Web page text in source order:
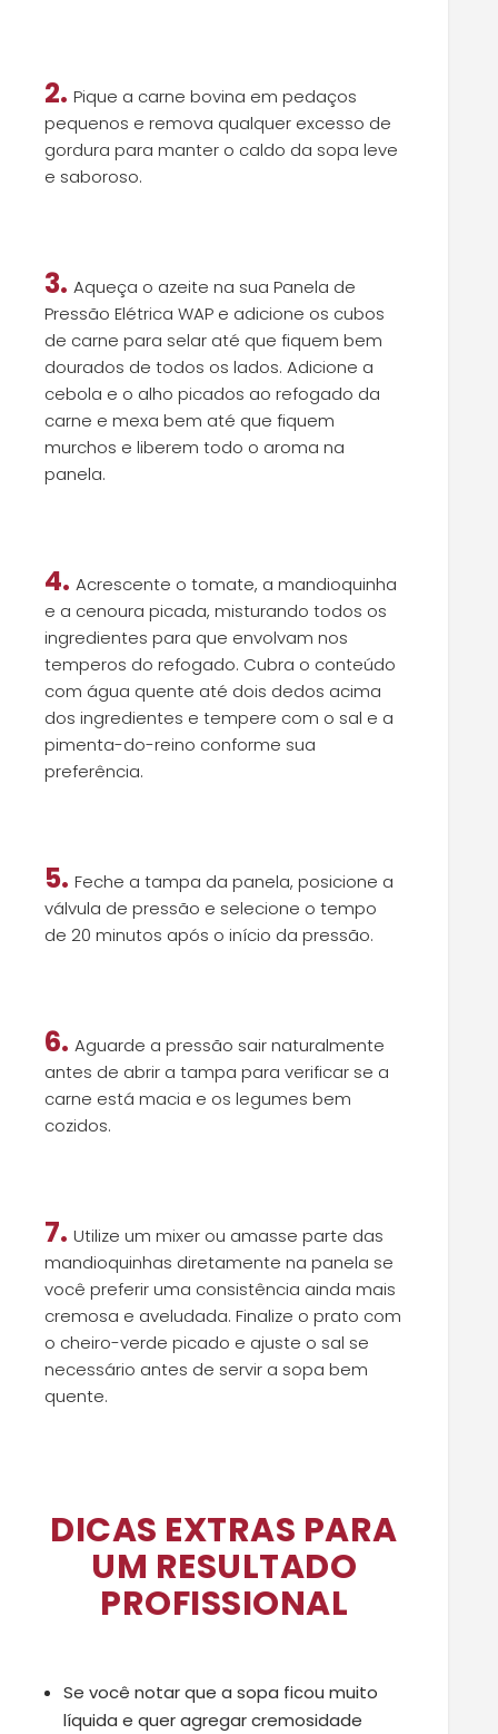
2.Pique a carne bovina em pedaços
pequenos e remova qualquer excesso de
gordura para manter o caldo da sopa leve
e saboroso.
3.Aqueça o azeite na sua Panela de
Pressão Elétrica WAP e adicione os cubos
de carne para selar até que fiquem bem
dourados de todos os lados. Adicione a
cebola e o alho picados ao refogado da
carne e mexa bem até que fiquem
murchos e liberem todo o aroma na
panela.
4.Acrescente o tomate, a mandioquinha
e a cenoura picada, misturando todos os
ingredientes para que envolvam nos
temperos do refogado. Cubra o conteúdo
com água quente até dois dedos acima
dos ingredientes e tempere com o sal e a
pimenta-do-reino conforme sua
preferência.
5.Feche a tampa da panela, posicione a
válvula de pressão e selecione o tempo
de 20 minutos após o início da pressão.
6.Aguarde a pressão sair naturalmente
antes de abrir a tampa para verificar se a
carne está macia e os legumes bem
cozidos.
7.Utilize um mixer ou amasse parte das
mandioquinhas diretamente na panela se
você preferir uma consistência ainda mais
cremosa e aveludada. Finalize o prato com
o cheiro-verde picado e ajuste o sal se
necessário antes de servir a sopa bem
quente.
DICAS EXTRAS PARA
UM RESULTADO
PROFISSIONAL
Se você notar que a sopa ficou muito
líquida e quer agregar cremosidade